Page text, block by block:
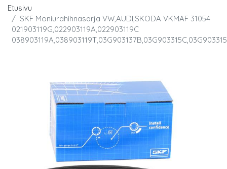
Etusivu
SKF Moniurahihnasarja VW,AUDI,SKODA VKMAF 31054
021903119G,022903119A,022903119C